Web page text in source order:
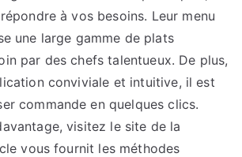
répondre à vos besoins. Leur menu
une large gamme de plats
par des chefs talentueux. De plus,
conviviale et intuitive, il est
commande en quelques clics.
visitez le site de la
vous fournit les méthodes